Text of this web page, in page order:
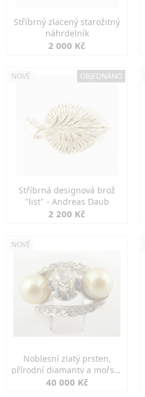
Stříbrný zlacený starožitný
náhrdelník
2 000 Kč
NOVÉ OBJEDNÁNO
Stříbrná designová brož
"list" - Andreas Daub
2 200 Kč
NOVÉ
Noblesní zlatý prsten,
přírodní diamanty a mořské
perly
40 000 Kč